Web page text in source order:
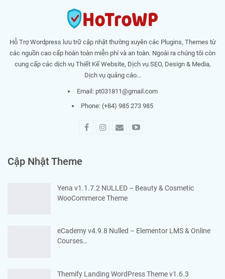
Hỗ Trợ Wordpress lưu trữ cập nhật thường xuyên các Plugins, Themes từ
các nguồn cao cấp hoàn toàn miễn phí và an toàn. Ngoài ra chúng tôi còn
cung cấp các dịch vụ Thiết Kế Website, Dịch vụ SEO, Design & Media,
Dịch vụ quảng cáo...
Email: pt031811@gmail.com
Phone: (+84) 985 273 985
Cập Nhật Theme
Yena v1.1.7.2 NULLED – Beauty & Cosmetic
WooCommerce Theme
eCademy v4.9.8 Nulled – Elementor LMS & Online
Courses…
Themify Landing WordPress Theme v1.6.3